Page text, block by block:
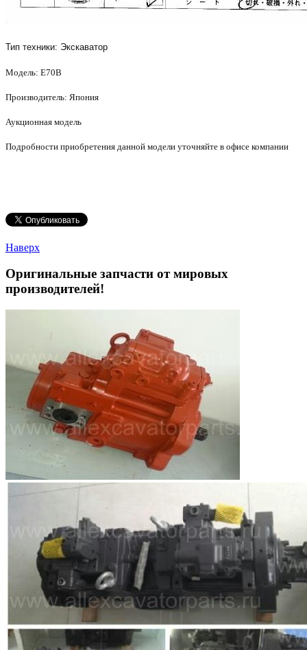
Тип техники: Экскаватор
Модель: E70B
Производитель: Япония
Аукционная модель
Подробности приобретения данной модели уточняйте в офисе компании
Наверх
Оригинальные запчасти от мировых
производителей!